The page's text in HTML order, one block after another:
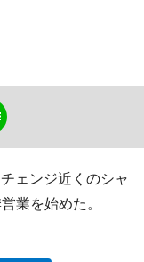
ェンジ近くのシャ
業を始めた。